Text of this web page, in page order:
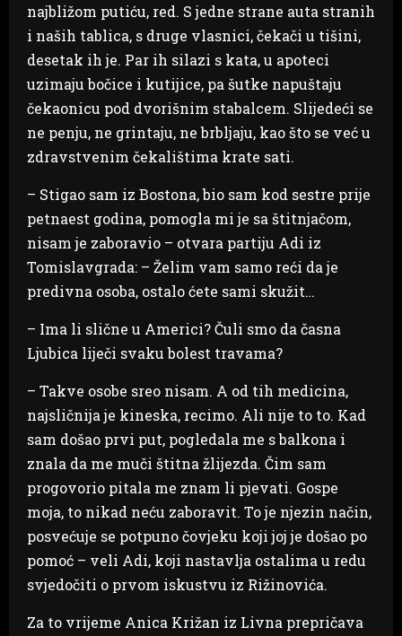
najbližom putiću, red. S jedne strane auta stranih
i naših tablica, s druge vlasnici, čekači u tišini,
desetak ih je. Par ih silazi s kata, u apoteci
uzimaju bočice i kutijice, pa šutke napuštaju
čekaonicu pod dvorišnim stabalcem. Slijedeći se
ne penju, ne grintaju, ne brbljaju, kao što se već u
zdravstvenim čekalištima krate sati.
– Stigao sam iz Bostona, bio sam kod sestre prije
petnaest godina, pomogla mi je sa štitnjačom,
nisam je zaboravio – otvara partiju Adi iz
Tomislavgrada: – Želim vam samo reći da je
predivna osoba, ostalo ćete sami skužit…
– Ima li slične u Americi? Čuli smo da časna
Ljubica liječi svaku bolest travama?
– Takve osobe sreo nisam. A od tih medicina,
najsličnija je kineska, recimo. Ali nije to to. Kad
sam došao prvi put, pogledala me s balkona i
znala da me muči štitna žlijezda. Čim sam
progovorio pitala me znam li pjevati. Gospe
moja, to nikad neću zaboravit. To je njezin način,
posvećuje se potpuno čovjeku koji joj je došao po
pomoć – veli Adi, koji nastavlja ostalima u redu
svjedočiti o prvom iskustvu iz Rižinovića.
Za to vrijeme Anica Križan iz Livna prepričava